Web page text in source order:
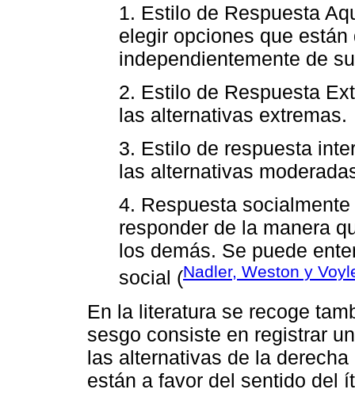
1. Estilo de Respuesta
elegir opciones que
independientemente de
2. Estilo de Respuesta
las alternativas extremas.
3. Estilo de respuesta
las alternativas
4. Respuesta
responder de la manera
los demás. Se puede
social (Nadler, Weston y
En la literatura se recoge
sesgo consiste en registrar
las alternativas de la
están a favor del sentido del